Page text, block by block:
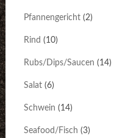
Pfannengericht(2)
Rind (10)
Rubs/Dips/Saucen (14)
Salat(6)
Schwein (14)
Seafood/Fisch (3)